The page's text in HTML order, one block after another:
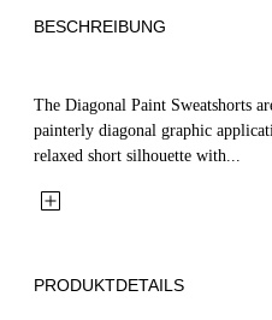
BESCHREIBUNG
The Diagonal Paint Sweatshorts
painterly diagonal graphic
relaxed short silhouette with...
PRODUKTDETAILS